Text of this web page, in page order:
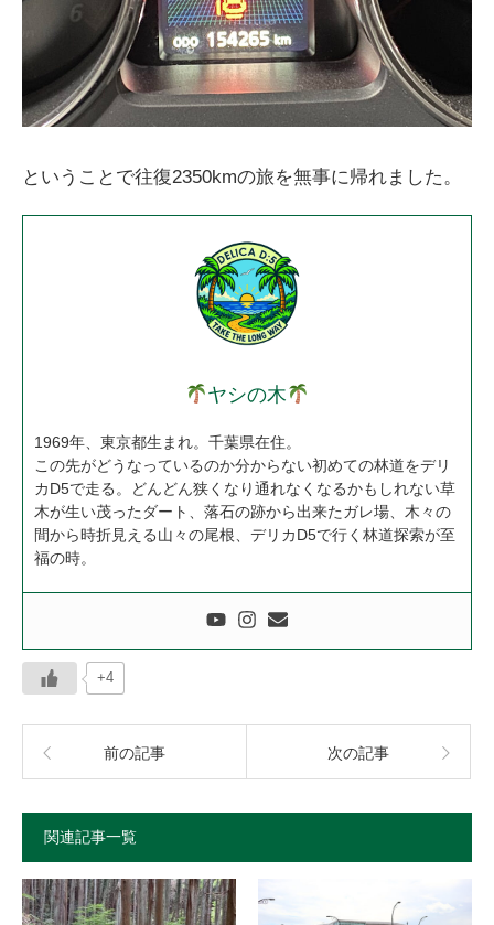
ということで往復2350kmの旅を無事に帰れました。
ヤシの木
1969年、東京都生まれ。千葉県在住。
この先がどうなっているのか分からない初めての林道をデリ
カD5で走る。どんどん狭くなり通れなくなるかもしれない草
木が生い茂ったダート、落石の跡から出来たガレ場、木々の
間から時折見える山々の尾根、デリカD5で行く林道探索が至
福の時。
+4
前の記事 次の記事
関連記事一覧